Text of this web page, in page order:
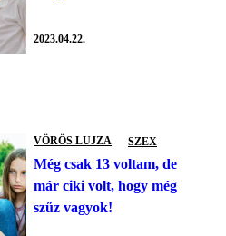
2023.04.22.
VÖRÖS LUJZA SZEX
Még csak 13 voltam, de
már ciki volt, hogy még
szűz vagyok!